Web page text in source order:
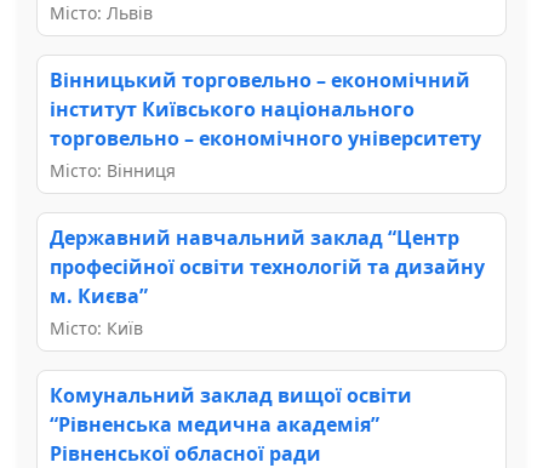
Місто: Львів
Вінницький торговельно – економічний
інститут Київського національного
торговельно – економічного університету
Місто: Вінниця
Державний навчальний заклад “Центр
професійної освіти технологій та дизайну
м. Києва”
Місто: Київ
Комунальний заклад вищої освіти
“Рівненська медична академія”
Рівненської обласної ради